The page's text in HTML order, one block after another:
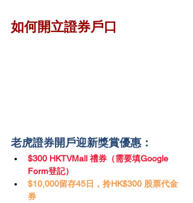
如何開立證券戶口
老虎證券開戶迎新獎賞優惠：
$300 HKTVMall 禮券（需要填Google
Form登記）
$10,000留存45日，拎HK$300 股票代金
券